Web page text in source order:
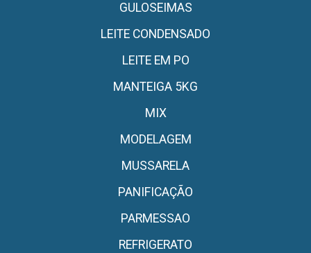
GULOSEIMAS
LEITE CONDENSADO
LEITE EM PO
MANTEIGA 5KG
MIX
MODELAGEM
MUSSARELA
PANIFICAÇÃO
PARMESSAO
REFRIGERATO